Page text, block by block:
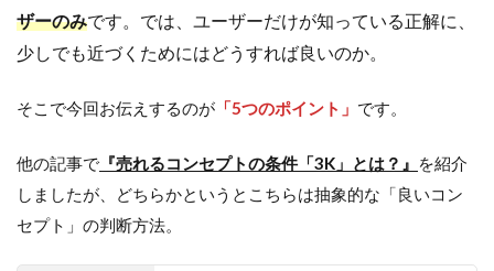
ザーのみです。では、ユーザーだけが知っている正解に、
少しでも近づくためにはどうすれば良いのか。
そこで今回お伝えするのが 「5つのポイント」 です。
他の記事で 『売れるコンセプトの条件「3K」とは？』 を紹介
しましたが、どちらかというとこちらは抽象的な「良いコン
セプト」の判断方法。